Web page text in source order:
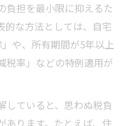
負担を最小限に抑えるた
的な方法としては、自宅
や、所有期間が5年以上
税率」などの特例適用が
していると、思わぬ税負
あります。たとえば、住